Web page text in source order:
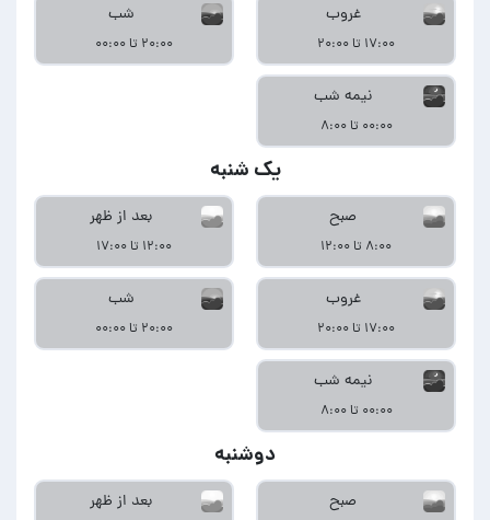
غروب
۱۷:۰۰ تا ۲۰:۰۰
شب
۲۰:۰۰ تا ۰۰:۰۰
نیمه شب
۰۰:۰۰ تا ۸:۰۰
یک شنبه
صبح
۸:۰۰ تا ۱۲:۰۰
بعد از ظهر
۱۲:۰۰ تا ۱۷:۰۰
غروب
۱۷:۰۰ تا ۲۰:۰۰
شب
۲۰:۰۰ تا ۰۰:۰۰
نیمه شب
۰۰:۰۰ تا ۸:۰۰
دوشنبه
صبح بعد از ظهر